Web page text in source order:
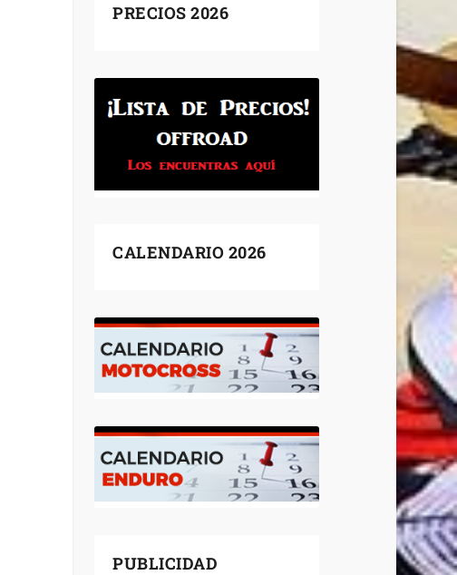
PRECIOS 2026
CALENDARIO 2026
PUBLICIDAD